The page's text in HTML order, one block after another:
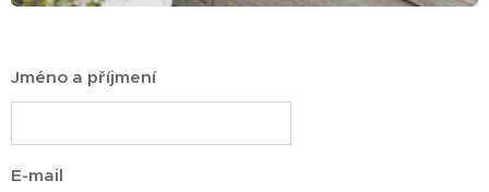
Jméno a příjmení
E-mail